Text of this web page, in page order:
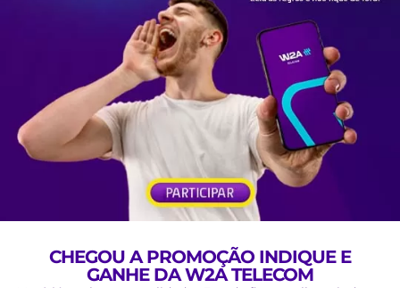
CHEGOU A PROMOÇÃO INDIQUE E
GANHE DA W2A TELECOM